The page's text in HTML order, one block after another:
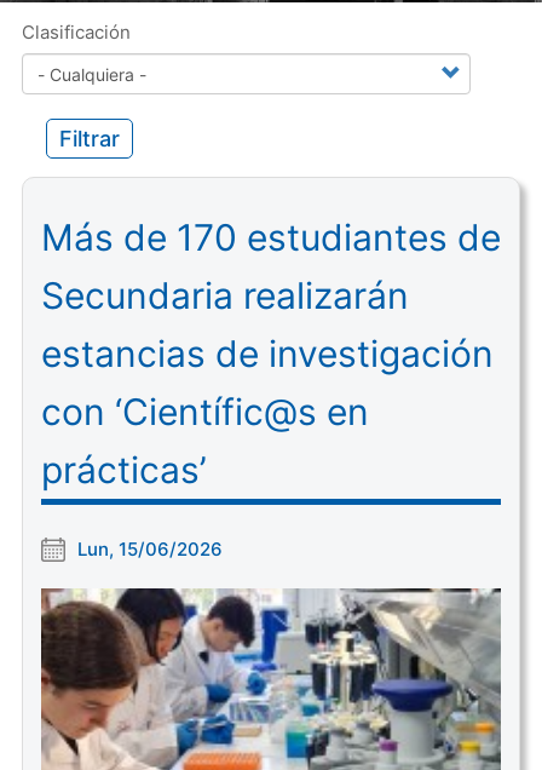
Clasificación
Filtrar
Más de 170 estudiantes de
Secundaria realizarán
estancias de investigación
con ‘Científic@s en
prácticas’
Lun, 15/06/2026